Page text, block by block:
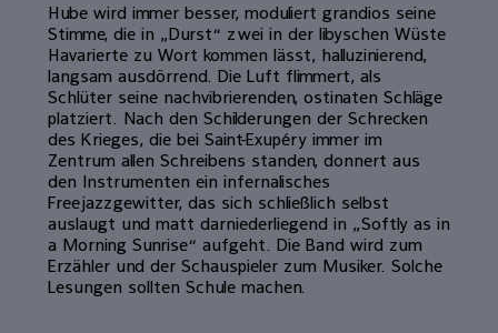
Hube wird immer besser, moduliert grandios seine
Stimme, die in „Durst“ zwei in der libyschen Wüste
Havarierte zu Wort kommen lässt, halluzinierend,
langsam ausdörrend. Die Luft flimmert, als
Schlüter seine nachvibrierenden, ostinaten Schläge
platziert. Nach den Schilderungen der Schrecken
des Krieges, die bei Saint-Exupéry immer im
Zentrum allen Schreibens standen, donnert aus
den Instrumenten ein infernalisches
Freejazzgewitter, das sich schließlich selbst
auslaugt und matt darniederliegend in „Softly as in
a Morning Sunrise“ aufgeht. Die Band wird zum
Erzähler und der Schauspieler zum Musiker. Solche
Lesungen sollten Schule machen.